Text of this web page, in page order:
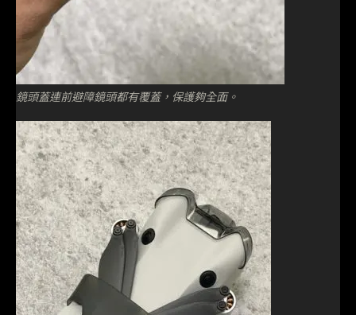
鏡頭蓋連前避障鏡頭都有覆蓋，保護夠全面。